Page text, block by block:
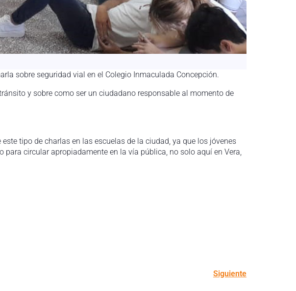
sobre seguridad vial en el Colegio Inmaculada Concepción.
y sobre como ser un ciudadano responsable al momento de
tipo de charlas en las escuelas de la ciudad, ya que los jóvenes
circular apropiadamente en la vía pública, no solo aquí en Vera,
Siguiente